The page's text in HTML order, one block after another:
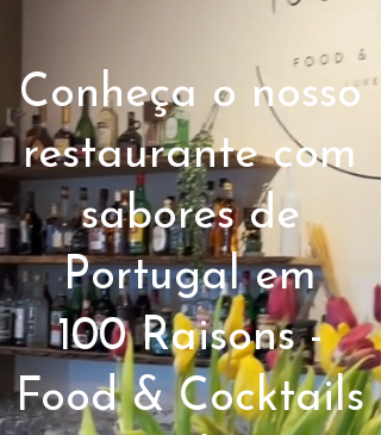
Conheça o nosso
restaurante com
sabores de
Portugal em
100 Raisons -
Food & Cocktails